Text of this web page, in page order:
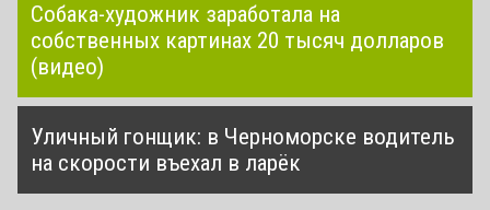
Собака-художник заработала на
собственных картинах 20 тысяч долларов
(видео)
Уличный гонщик: в Черноморске водитель
на скорости въехал в ларёк